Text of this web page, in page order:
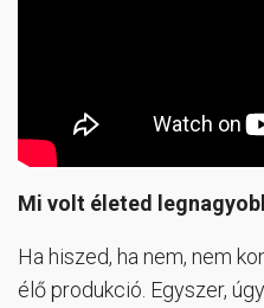
Mi volt életed
Ha hiszed, ha nem, nem
élő produkció. Egyszer,